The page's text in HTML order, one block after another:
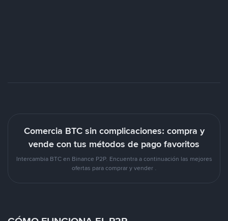
Comercia BTC sin complicaciones: compra y
vende con tus métodos de pago favoritos
Intercambia BTC en Binance P2P. Encuentra a continuación las mejores
ofertas para comprar y vender .